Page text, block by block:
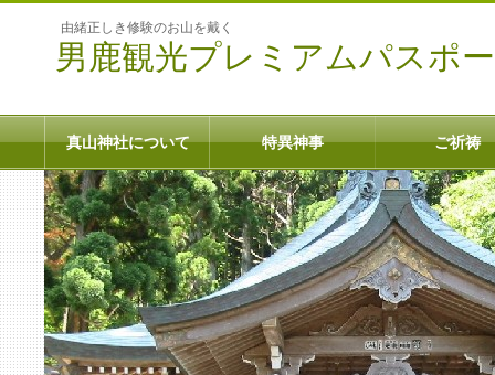
由緒正しき修験のお山を戴く
男鹿観光プレミアムパスポ
真山神社について 特異神事 ご祈祷